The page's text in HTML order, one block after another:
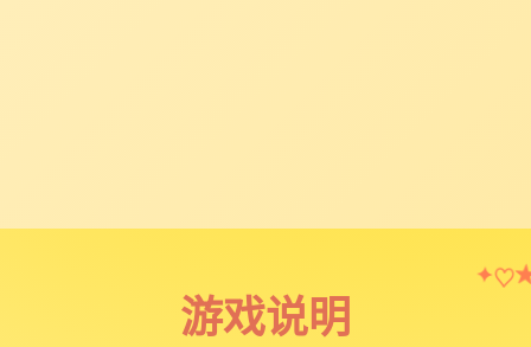
游戏说明
✦♡